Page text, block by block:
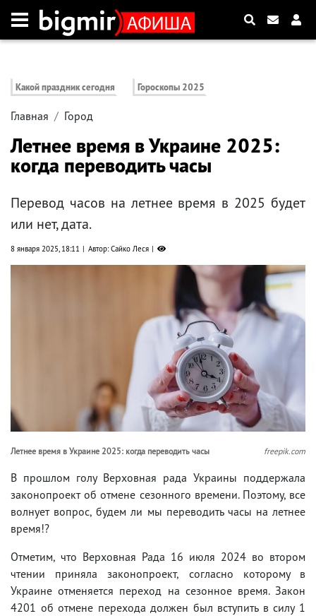
Какой праздник сегодня Гороскопы 2025
Главная Город
Летнее время в Украине 2025:
когда переводить часы
Перевод часов на летнее время в 2025 будет
или нет, дата.
8 января 2025, 18:11 Автор: Сайко Леся
Летнее время в Украине 2025: когда переводить часы freepik.com
В прошлом голу Верховная рада Украины поддержала
законопроект об отмене сезонного времени. Поэтому, все
волнует вопрос, будем ли мы переводить часы на летнее
время!?
Отметим, что Верховная Рада 16 июля 2024 во втором
чтении приняла законопроект, согласно которому в
Украине отменяется переход на сезонное время. Закон
4201 об отмене перехода должен был вступить в силу 1